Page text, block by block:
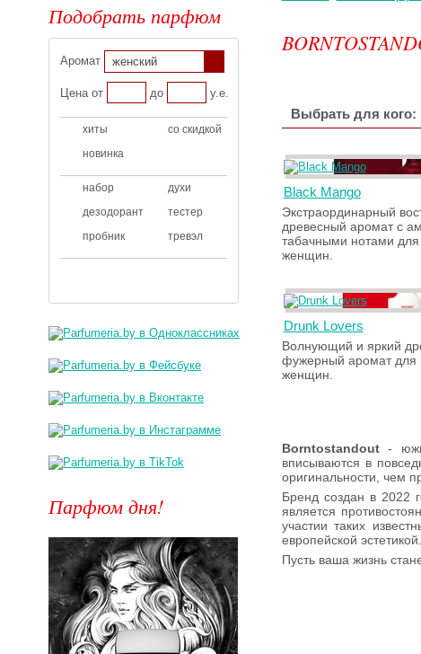
Выбрать для кого:
Black Mango
Экстраординарный
древесный аромат с
табачными нотами
женщин.
Drunk Lovers
Волнующий и яркий
фужерный аромат для
женщин.
Borntostandout-
вписываются в
оригинальности, чем
Бренд создан в 2022
является
участии таких
европейской эстетикой.
Пусть ваша жизнь
Подобрать парфюм
Аромат женский
Цена от до у.е.
хиты
со скидкой
новинка
набор
духи
дезодорант
тестер
пробник
тревэл
Парфюм дня!